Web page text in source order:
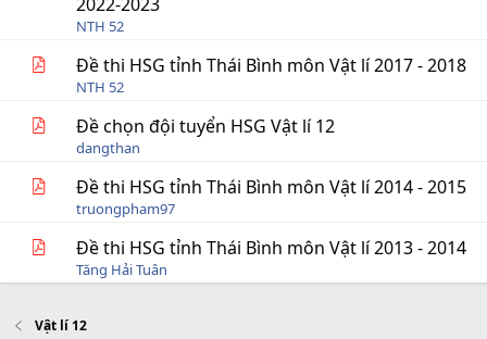
NTH 52
Đề thi HSG tỉnh Thái Bình môn Vật lí 2017 - 2018
NTH 52
Đề chọn đội tuyển HSG Vật lí 12
dangthan
Đề thi HSG tỉnh Thái Bình môn Vật lí 2014 - 2015
truongpham97
Đề thi HSG tỉnh Thái Bình môn Vật lí 2013 - 2014
Tăng Hải Tuân
Vật lí 12